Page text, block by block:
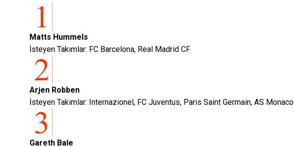
Matts Hummels
İsteyen Takımlar: FC Barcelona, Real Madrid CF
Arjen Robben
İsteyen Takımlar: Internazionel, FC Juventus, Paris Saint Germain, AS Monaco
Gareth Bale